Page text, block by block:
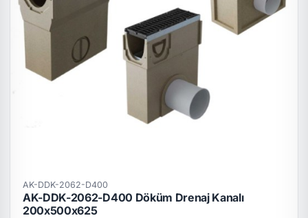
AK-DDK-2062-D400
AK-DDK-2062-D400 Döküm Drenaj Kanalı
200x500x625